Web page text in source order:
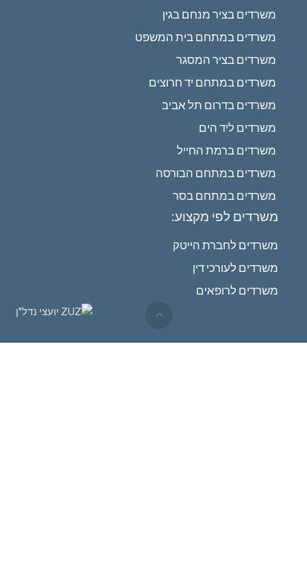
משרדים בציר מנחם בגין
משרדים במתחם בית המשפט
משרדים בציר המסגר
משרדים במתחם יד חרוצים
משרדים בדרום תל אביב
משרדים ליד הים
משרדים ברמת החייל
משרדים במתחם הבורסה
משרדים במתחם בסר
משרדים לפי מקצוע:
משרדים לחברת הייטק
משרדים לעורכי דין
משרדים לרופאים